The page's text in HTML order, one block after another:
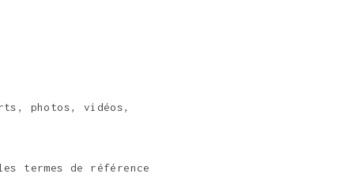
photos, vidéos,
termes de référence